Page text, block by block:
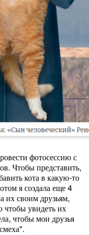
фотосессию с
Чтобы представить,
кота в какую-то
я создала еще 4
их своим друзьям,
чтобы увидеть их
чтобы мои друзья